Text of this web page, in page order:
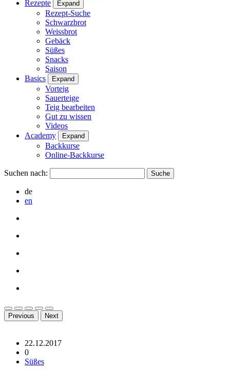
Rezepte
Expand
Rezept-Suche
Schwarzbrot
Weissbrot
Gebäck
Süßes
Snacks
Saison
Basics
Expand
Vorteig
Sauerteige
Teig bearbeiten
Gut zu wissen
Videos
Academy
Expand
Backkurse
Online-Backkurse
Suchen nach:
de
en
Previous Next
22.12.2017
0
Süßes